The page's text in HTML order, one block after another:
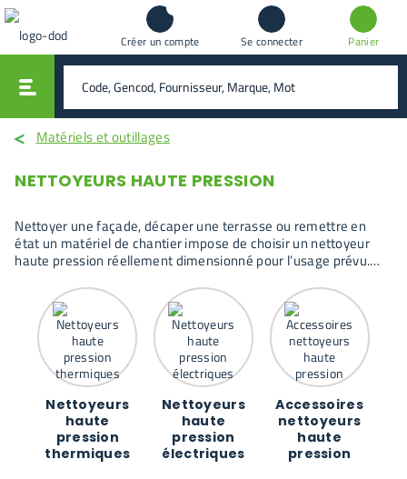
Créer un compte Se connecter Panier
rechercher
Matériels et outillages
NETTOYEURS HAUTE PRESSION
Nettoyer une façade, décaper une terrasse ou remettre en
état un matériel de chantier impose de choisir un nettoyeur
haute pression réellement dimensionné pour l’usage prévu.
rapidement la différence entre une machine efficace et un
équipement sous-exploité. Les modèles présentés ici couvrent
des besoins allant de l’entretien ponctuel aux interventions
régulières sur surfaces fortement encrassées.
Nettoyeurs
haute
pression
thermiques
Nettoyeurs
haute
pression
électriques
Accessoires
nettoyeurs
haute
pression